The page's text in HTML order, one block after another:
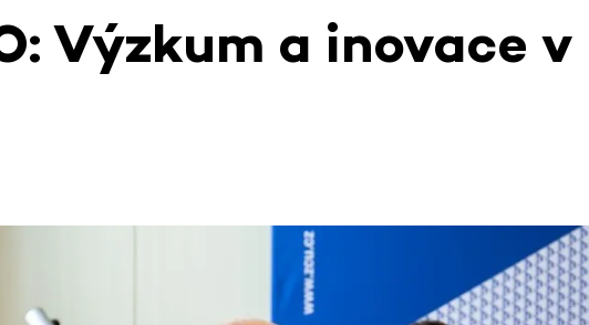
Výzkum a inovace v